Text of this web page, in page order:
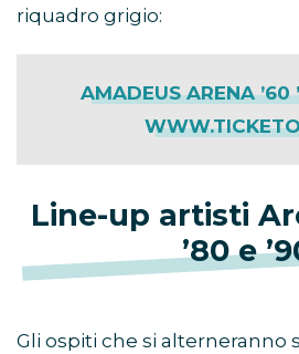
riquadro grigio:
AMADEUS ARENA ’60
Line-up artisti
’80 e
Gli ospiti che si alterneranno